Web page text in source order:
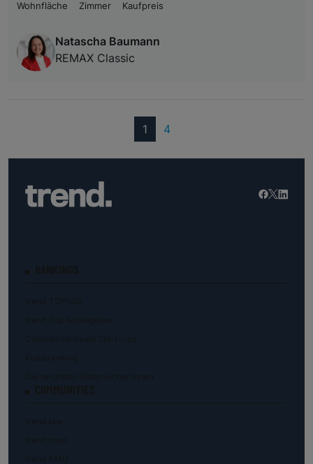
Wohnfläche
Zimmer Kaufpreis
Natascha Baumann
REMAX Classic
1 (current)
4